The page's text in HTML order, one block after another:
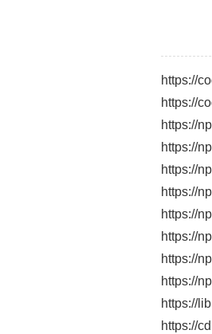
https://
https://
https://
https://
https://
https://
https://
https://
https://
https://
https://
https://